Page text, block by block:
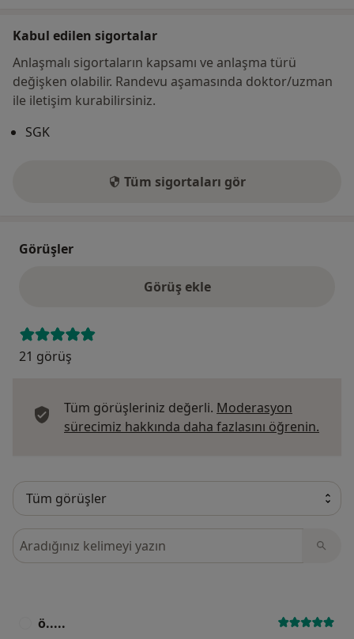
Kabul edilen sigortalar
Anlaşmalı sigortaların kapsamı ve anlaşma türü
değişken olabilir. Randevu aşamasında doktor/uzman
ile iletişim kurabilirsiniz.
SGK
Tüm sigortaları gör
Görüşler
Görüş ekle
21 görüş
Tüm görüşleriniz değerli. Moderasyon
sürecimiz hakkında daha fazlasını öğrenin.
Görüşler içerisinde ara
ö.....